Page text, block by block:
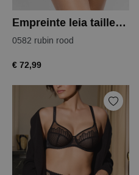
Empreinte leia tailleslip
0582 rubin rood
€ 72,99